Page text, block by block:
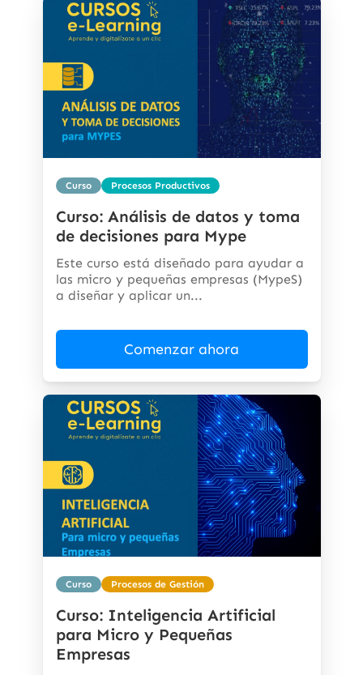
Curso Procesos Productivos
Curso: Análisis de datos y toma
de decisiones para Mype
Este curso está diseñado para ayudar a
las micro y pequeñas empresas (MypeS)
a diseñar y aplicar un...
Comenzar ahora
Curso Procesos de Gestión
Curso: Inteligencia Artificial
para Micro y Pequeñas
Empresas